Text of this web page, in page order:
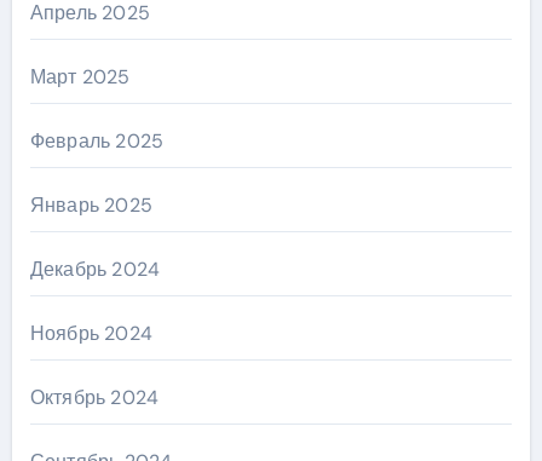
Апрель 2025
Март 2025
Февраль 2025
Январь 2025
Декабрь 2024
Ноябрь 2024
Октябрь 2024